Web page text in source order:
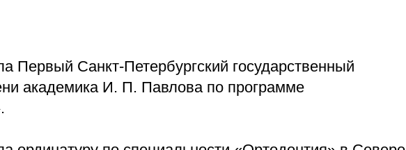
Первый Санкт-Петербургский государственный
академика И. П. Павлова по программе